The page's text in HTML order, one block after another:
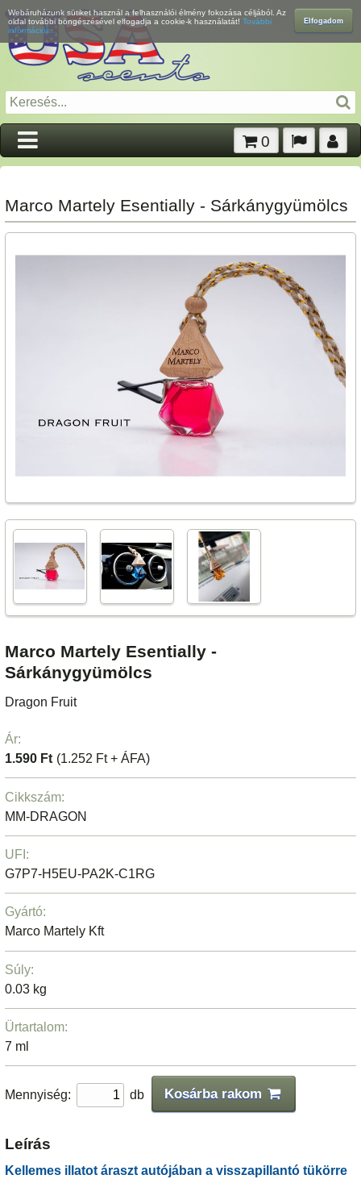
Elfogadom
Webáruházunk sütiket használ a felhasználói élmény fokozása céljából. Az
oldal további böngészésével elfogadja a cookie-k használatát! További
információk...
0
Marco Martely Esentially - Sárkánygyümölcs
Marco Martely Esentially -
Sárkánygyümölcs
Dragon Fruit
Ár:
1.590 Ft (1.252 Ft + ÁFA)
Cikkszám:
MM-DRAGON
UFI:
G7P7-H5EU-PA2K-C1RG
Gyártó:
Marco Martely Kft
Súly:
0.03 kg
Ürtartalom:
7 ml
Mennyiség: db Kosárba rakom
Leírás
Kellemes illatot áraszt autójában a visszapillantó tükörre